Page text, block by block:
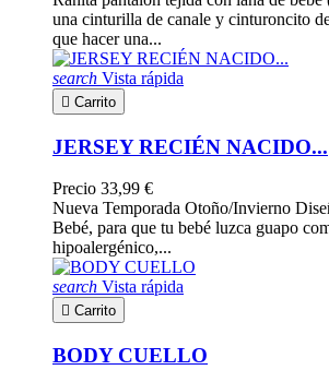
una cinturilla de canale y cinturoncito
que hacer una...
search Vista rápida
 Carrito
JERSEY RECIÉN NACIDO...
Precio 33,99 €
Nueva Temporada Otoño/Invierno
Bebé, para que tu bebé luzca guapo
hipoalergénico,...
search Vista rápida
 Carrito
BODY CUELLO